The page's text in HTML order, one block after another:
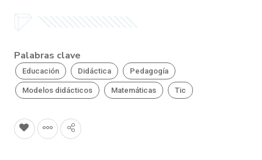
Palabras clave
Educación Didáctica Pedagogía
Modelos didácticos Matemáticas Tic